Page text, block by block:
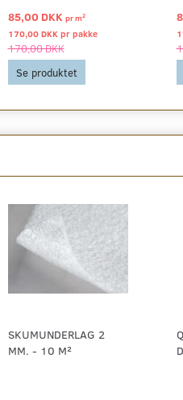
85,00 DKK prm2
170,00 DKK pr pakke
170,00 DKK
Se produktet
SKUMUNDERLAG 2
MM. - 10 M²